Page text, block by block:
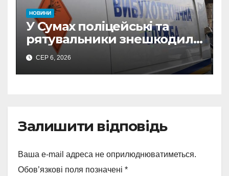
НОВИНИ
У Сумах поліцейські та
рятувальники знешкодили
500-кілограмову авіабомбу
росіян
СЕР 6, 2026
Залишити відповідь
Ваша e-mail адреса не оприлюднюватиметься.
Обов’язкові поля позначені *